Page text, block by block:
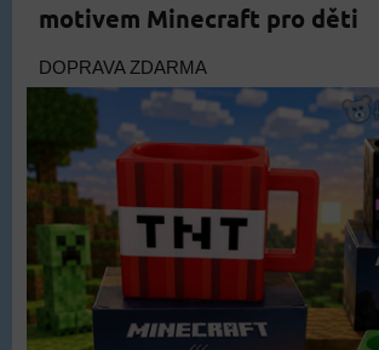
motivem Minecraft pro děti
DOPRAVA ZDARMA